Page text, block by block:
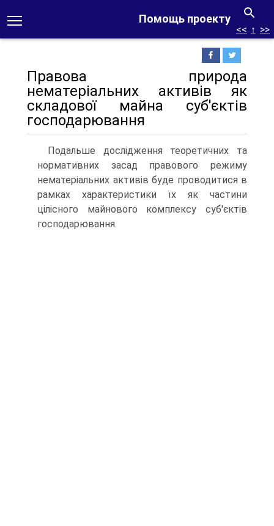
Помощь проекту
<< ↑ >>
Правова природа
нематеріальних акти­вів як
складової майна суб'єктів
господарювання
Подальше дослідження теоретичних та
норма­тивних засад правового режиму
нематеріальних ак­тивів буде проводитися в
рамках характеристики їх як частини
цілісного майнового комплексу суб'єктів
гос­подарювання.